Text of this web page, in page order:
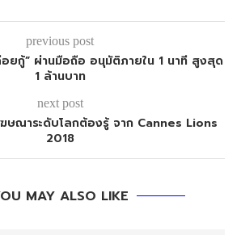
previous post
ยกู้” ผ่านมือถือ อนุมัติภายใน 1 นาที สูงสุด
1 ล้านบาท
next post
ฆษณาระดับโลกต้องรู้ จาก Cannes Lions
2018
MAY ALSO LIKE